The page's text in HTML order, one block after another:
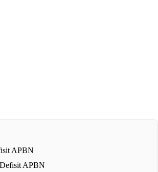
APBN
APBN